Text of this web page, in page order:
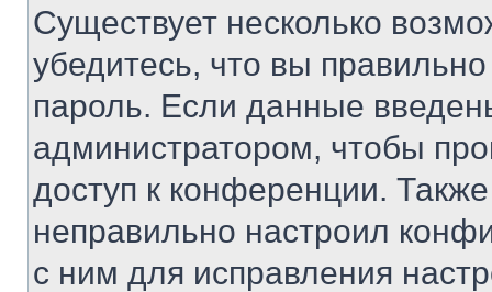
Существует несколько
убедитесь, что вы
пароль. Если данные
администратором, чтобы
доступ к конференции.
неправильно настроил
с ним для исправления